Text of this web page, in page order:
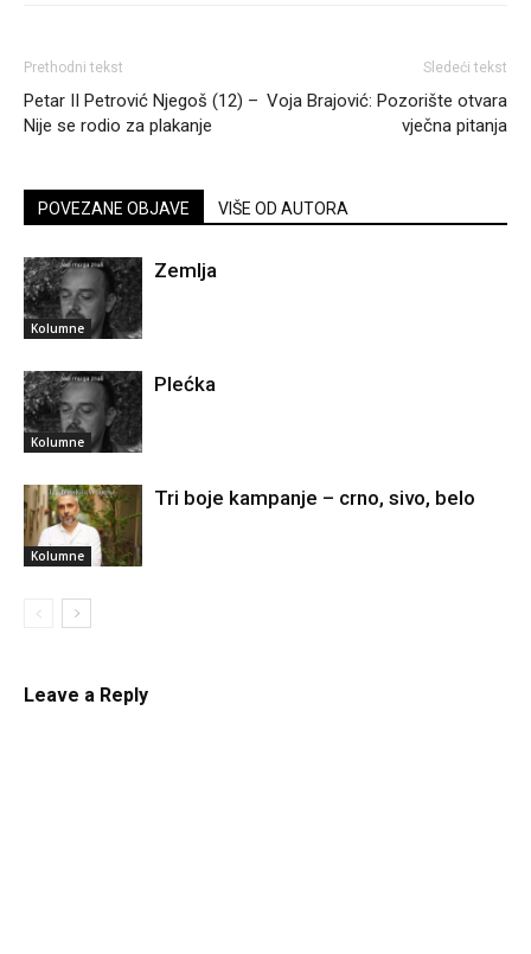
Prethodni tekst
Petar II Petrović Njegoš (12) –
Nije se rodio za plakanje
Sledeći tekst
Voja Brajović: Pozorište otvara
vječna pitanja
POVEZANE OBJAVE VIŠE OD AUTORA
Kolumne
Zemlja
Kolumne
Plećka
Kolumne
Tri boje kampanje – crno, sivo, belo
Leave a Reply